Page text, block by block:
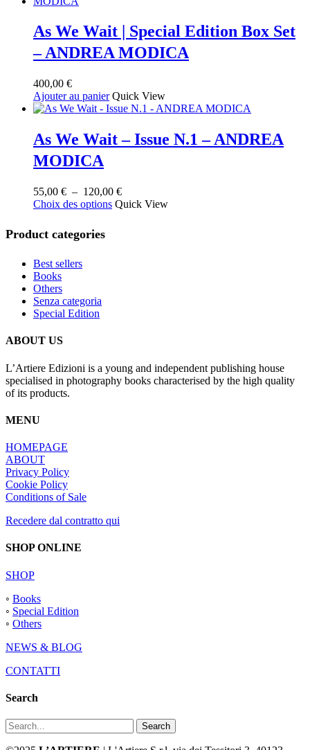
250,00 €
variations.
Les
options
peuvent
sur
la
du
produit
As We Wait | Special Edition Box Set
– ANDREA MODICA
400,00 €
Ajouter au panier Quick View
As We Wait – Issue N.1 – ANDREA
MODICA
55,00 € – 120,00 €Plage
de
Choix des options Ce
du
produit
Quick View
Product categories
Best sellers
Books
Others
Senza categoria
Special Edition
ABOUT US
L’Artiere Edizioni is a young and independent publishing house
specialised in photography books characterised by the high quality
of its products.
MENU
HOMEPAGE
ABOUT
Privacy Policy
Cookie Policy
Conditions of Sale
Recedere dal contratto qui
SHOP ONLINE
SHOP
◦ Books
◦ Special Edition
◦ Others
NEWS & BLOG
CONTATTI
Search
Search